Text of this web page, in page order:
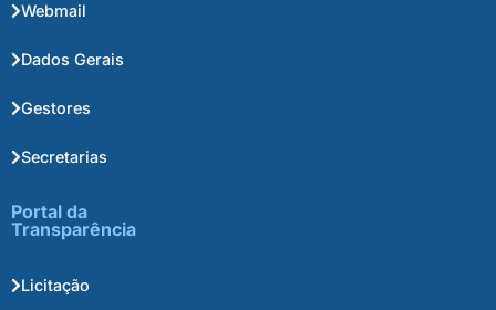
Webmail
Dados Gerais
Gestores
Secretarias
Portal da
Transparência
Licitação